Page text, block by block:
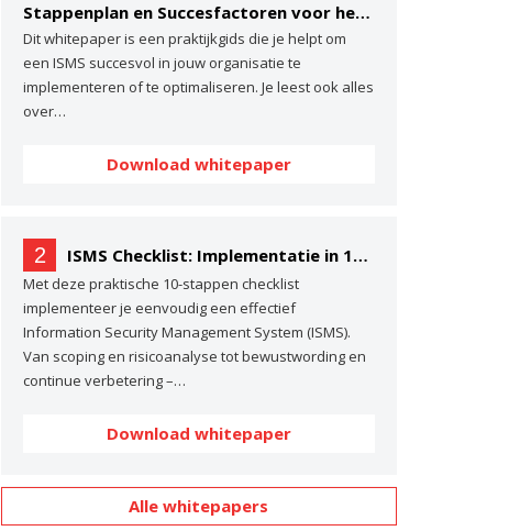
Stappenplan en Succesfactoren voor het implementeren van een ISMS
Dit whitepaper is een praktijkgids die je helpt om
een ISMS succesvol in jouw organisatie te
implementeren of te optimaliseren. Je leest ook alles
over…
Download whitepaper
2 ISMS Checklist: Implementatie in 10 stappen
Met deze praktische 10-stappen checklist
implementeer je eenvoudig een effectief
Information Security Management System (ISMS).
Van scoping en risicoanalyse tot bewustwording en
continue verbetering –…
Download whitepaper
Alle whitepapers